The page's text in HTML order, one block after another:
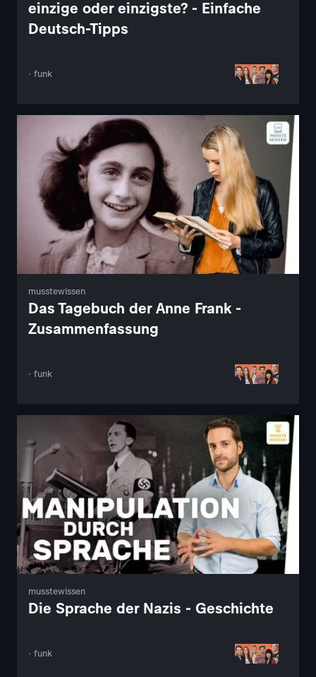
einzige oder einzigste? - Einfache
Deutsch-Tipps
· funk
musstewissen
Das Tagebuch der Anne Frank -
Zusammenfassung
· funk
musstewissen
Die Sprache der Nazis - Geschichte
· funk